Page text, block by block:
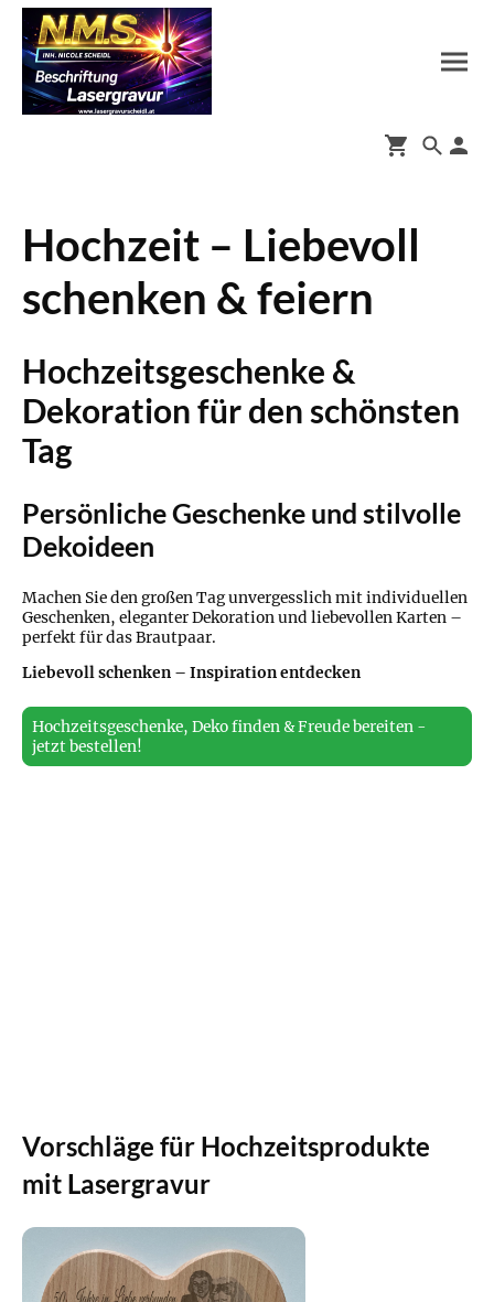
Hochzeit – Liebevoll
schenken & feiern
Hochzeitsgeschenke &
Dekoration für den schönsten
Tag
Persönliche Geschenke und stilvolle
Dekoideen
Machen Sie den großen Tag unvergesslich mit individuellen
Geschenken, eleganter Dekoration und liebevollen Karten –
perfekt für das Brautpaar.
Liebevoll schenken – Inspiration entdecken
Hochzeitsgeschenke, Deko finden & Freude bereiten -
jetzt bestellen!
Vorschläge für Hochzeitsprodukte
mit Lasergravur